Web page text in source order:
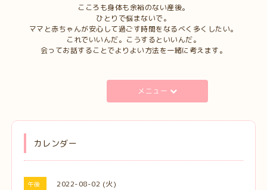
こころも身体も余裕のない産後。
ひとりで悩まないで。
ママと赤ちゃんが安心して過ごす時間をなるべく多くしたい。
これでいいんだ。こうするといいんだ。
会ってお話することでよりよい方法を一緒に考えます。
メニュー
カレンダー
午後 2022-08-02 (火)